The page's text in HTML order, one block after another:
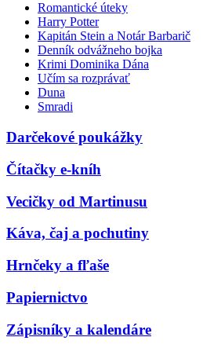
Romantické úteky
Harry Potter
Kapitán Stein a Notár Barbarič
Denník odvážneho bojka
Krimi Dominika Dána
Učím sa rozprávať
Duna
Smradi
Darčekové poukážky
Čítačky e-kníh
Vecičky od Martinusu
Káva, čaj a pochutiny
Hrnčeky a fľaše
Papiernictvo
Zápisníky a kalendáre